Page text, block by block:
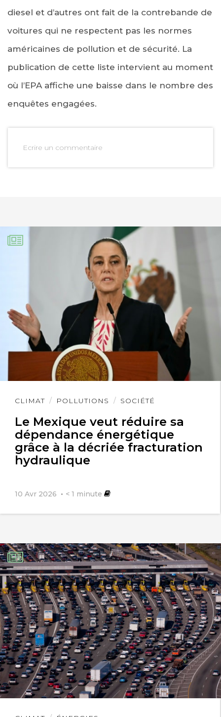
diesel et d’autres ont fait de la contrebande de
voitures qui ne respectent pas les normes
américaines de pollution et de sécurité. La
publication de cette liste intervient au moment
où l’EPA affiche une baisse dans le nombre des
enquêtes engagées.
Ecrire un commentaire
CLIMAT POLLUTIONS SOCIÉTÉ
Le Mexique veut réduire sa
dépendance énergétique
grâce à la décriée fracturation
hydraulique
10 Avr 2026 < 1 minute
Lire